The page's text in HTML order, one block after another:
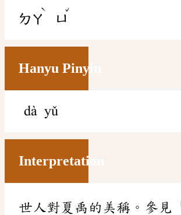
ㄉㄚ
ˋ
ㄩ
ˇ
Hanyu Pinyin
dà yǔ
Interpretation
世人對夏禹的美稱。參見